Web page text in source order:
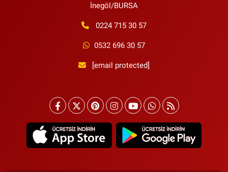
İnegöl/BURSA
0224 715 30 57
0532 696 30 57
[email protected]